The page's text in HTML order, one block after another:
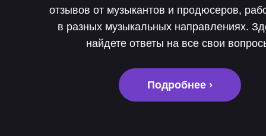
отзывов от музыкантов и продюсеров,
в разных музыкальных направлениях.
найдете ответы на все свои
Подробнее ›